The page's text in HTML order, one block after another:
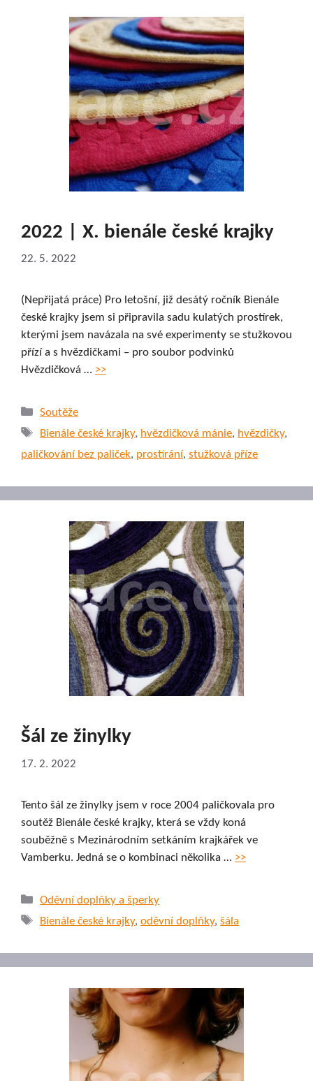
2022 | X. bienále české krajky
22. 5. 2022
(Nepřijatá práce) Pro letošní, již desátý ročník Bienále
české krajky jsem si připravila sadu kulatých prostírek,
kterými jsem navázala na své experimenty se stužkovou
přízí a s hvězdičkami – pro soubor podvinků
Hvězdičková … >>
Rubriky
Soutěže
Štítky
Bienále české krajky, hvězdičková mánie, hvězdičky,
paličkování bez paliček, prostírání, stužková příze
Šál ze žinylky
17. 2. 2022
Tento šál ze žinylky jsem v roce 2004 paličkovala pro
soutěž Bienále české krajky, která se vždy koná
souběžně s Mezinárodním setkáním krajkářek ve
Vamberku. Jedná se o kombinaci několika … >>
Rubriky
Oděvní doplňky a šperky
Štítky
Bienále české krajky,oděvní doplňky,šála